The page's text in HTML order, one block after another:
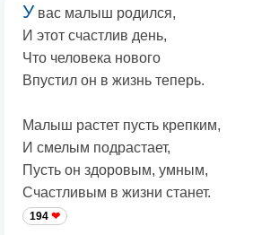
У вас малыш родился,
И этот счастлив день,
Что человека нового
Впустил он в жизнь теперь.
Малыш растет пусть крепким,
И смелым подрастает,
Пусть он здоровым, умным,
Счастливым в жизни станет.
194